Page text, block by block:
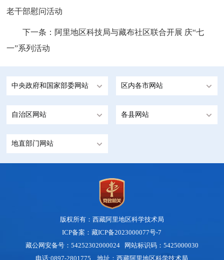
老干部慰问活动
下一条： 阿里地区科技局与藏布社区联合开展 庆“七
一”系列活动
中央政府和国家部委网站 区内各市网站
自治区网站 各县网站
地直部门网站
版权所有：西藏阿里地区科学技术局
ICP备案：藏ICP备2023000077号-7
藏公网安备号： 54252302000024网站标识码：5425000030
电话:0897-2801775 地址：西藏阿里地区科学技术局